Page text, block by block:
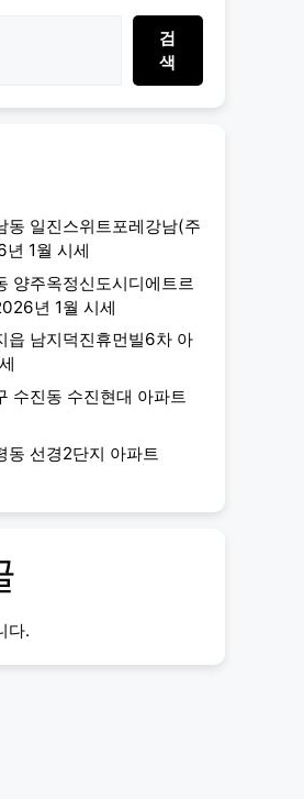
검
색
동 일진스위트포레강남(주
1월 시세
양주옥정신도시디에트르
년 1월 시세
읍 남지덕진휴먼빌6차 아
수진동 수진현대 아파트
동 선경2단지 아파트
다.